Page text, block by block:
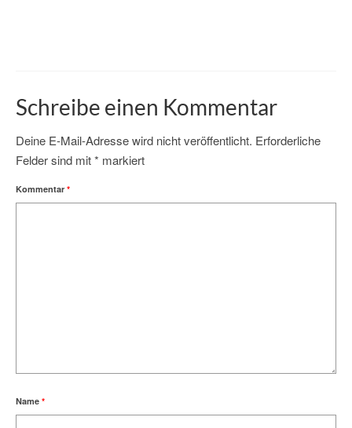
Schreibe einen Kommentar
Deine E-Mail-Adresse wird nicht veröffentlicht. Erforderliche
Felder sind mit* markiert
Kommentar *
Name *